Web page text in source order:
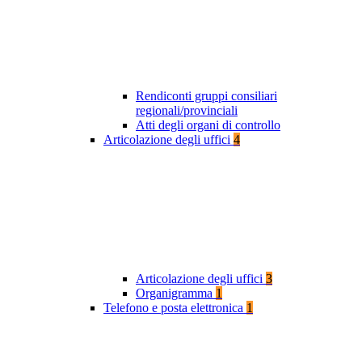
Rendiconti gruppi consiliari
regionali/provinciali
Atti degli organi di controllo
Articolazione degli uffici 4
Articolazione degli uffici 3
Organigramma 1
Telefono e posta elettronica 1